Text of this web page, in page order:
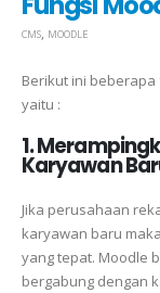
CMS MOODLE
Berikut ini
yaitu :
1.
Karyawan
Jika perusahaan
karyawan baru
yang tepat. Moodle
bergabung dengan